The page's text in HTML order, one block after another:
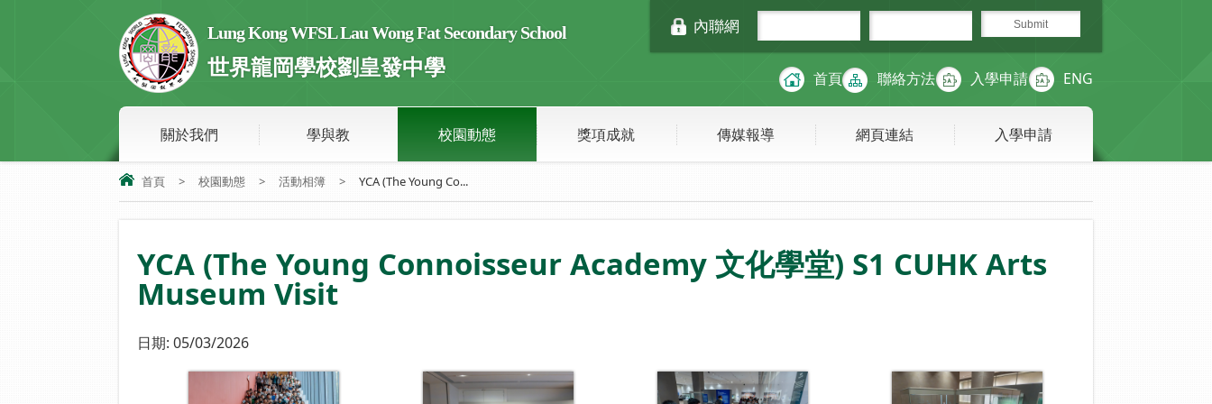
Lung Kong WFSL Lau Wong Fat Secondary School
世界龍岡學校劉皇發中學
內聯網
首頁 聯絡方法 入學申請 ENG
關於我們 學與教 校園動態 獎項成就 傳媒報導 網頁連結 入學申請
首頁 > 校園動態 > 活動相簿 > YCA (The Young Co...
YCA (The Young Connoisseur Academy 文化學堂) S1 CUHK Arts
Museum Visit
日期: 05/03/2026